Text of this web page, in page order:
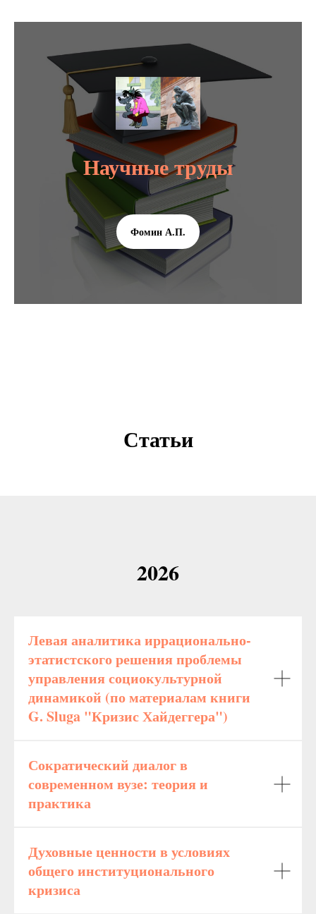
Научные труды
Фомин А.П.
Статьи
2026
Левая аналитика иррационально-
этатистского решения проблемы
управления социокультурной
динамикой (по материалам книги
G. Sluga "Кризис Хайдеггера")
Сократический диалог в
современном вузе: теория и
практика
Духовные ценности в условиях
общего институционального
кризиса